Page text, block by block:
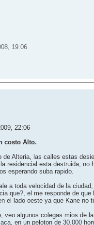
19:06
22:06
costo Alto.
de Alteria, las calles estas
residencial esta destruida, no
esperando suba rapido.
a toda velocidad de la
que?, el me responde de
el lado oeste ya que Kane no
veo algunos colegas mios de
en un peloton de 30.000